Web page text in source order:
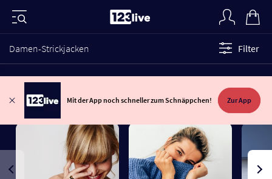
Damen-Strickjacken Filter
Mit der App noch schneller zum Schnäppchen! Zur App